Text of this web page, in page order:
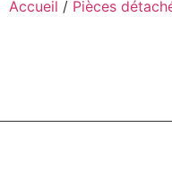
Accueil / Pièces